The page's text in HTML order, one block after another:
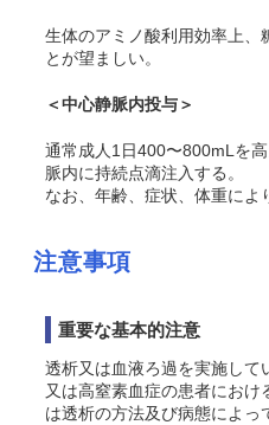
生体のアミノ酸利用効率上、
とが望ましい。
＜中心静脈内投与＞
通常成人1日400〜800mLを
脈内に持続点滴注入する。
なお、年齢、症状、体重によ
注意事項
重要な基本的注意
透析又は血液ろ過を実施して
又は高窒素血症の患者にお
は透析の方法及び病態によっ